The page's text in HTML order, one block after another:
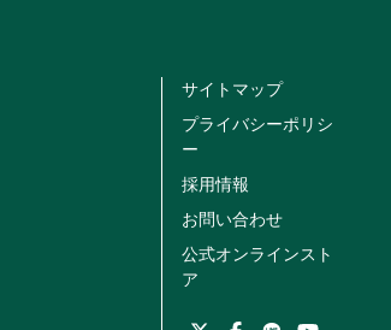
サイトマップ
プライバシーポリシ
ー
採用情報
お問い合わせ
公式オンラインスト
ア